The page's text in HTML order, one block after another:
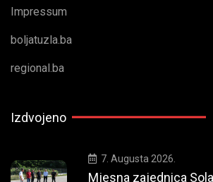
Impressum
boljatuzla.ba
regional.ba
Izdvojeno
7. Augusta 2026.
Mjesna zajednica